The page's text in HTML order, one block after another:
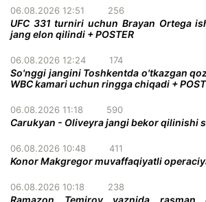
06.08.2026 12:51 256
UFC 331 turniri uchun Brayan Ortega
jang elon qilindi + POSTER
06.08.2026 12:24 174
So'nggi jangini Toshkentda o'tkazgan
WBC kamari uchun ringga chiqadi +
06.08.2026 11:18 590
Carukyan - Oliveyra jangi bekor qilinishi
06.08.2026 10:48 411
Konor Makgregor muvaffaqiyatli
06.08.2026 10:18 238